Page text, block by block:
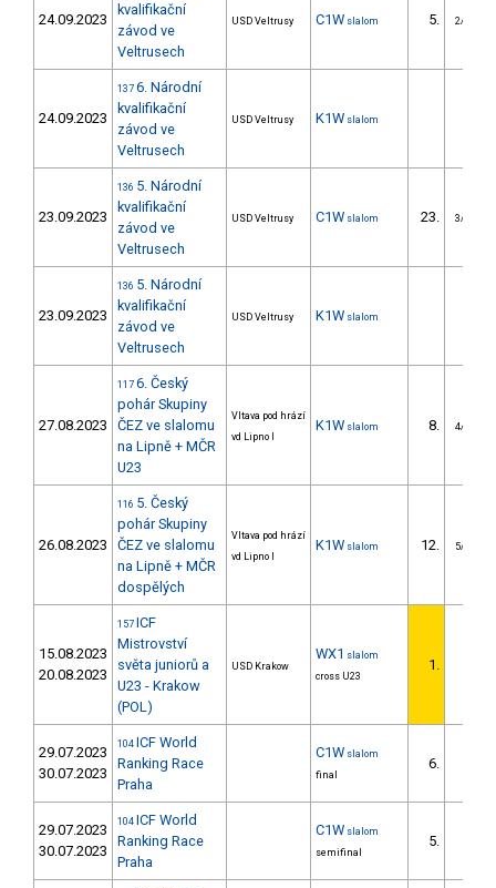
24.09.2023
kvalifikační
závod ve
Veltrusech
USD Veltrusy C1W slalom 5. 2/U23
24.09.2023
137 6. Národní
kvalifikační
závod ve
Veltrusech
USD Veltrusy K1W slalom
23.09.2023
136 5. Národní
kvalifikační
závod ve
Veltrusech
USD Veltrusy C1W slalom 23. 3/U23
23.09.2023
136 5. Národní
kvalifikační
závod ve
Veltrusech
USD Veltrusy K1W slalom
27.08.2023
117 6. Český
pohár Skupiny
ČEZ ve slalomu
na Lipně + MČR
U23
Vltava pod hrází
vd Lipno I
K1W slalom 8. 4/U23
26.08.2023
116 5. Český
pohár Skupiny
ČEZ ve slalomu
na Lipně + MČR
dospělých
Vltava pod hrází
vd Lipno I
K1W slalom 12. 5/U23
15.08.2023
20.08.2023
157 ICF
Mistrovství
světa juniorů a
U23 - Krakow
(POL)
USD Krakow
WX1 slalom
cross U23
1.
29.07.2023
30.07.2023
104 ICF World
Ranking Race
Praha
C1W slalom
final
6.
29.07.2023
30.07.2023
104 ICF World
Ranking Race
Praha
C1W slalom
semifinal
5.